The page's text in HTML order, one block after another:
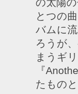
とつの
バムに
ろうが
まうギ
『
たもの